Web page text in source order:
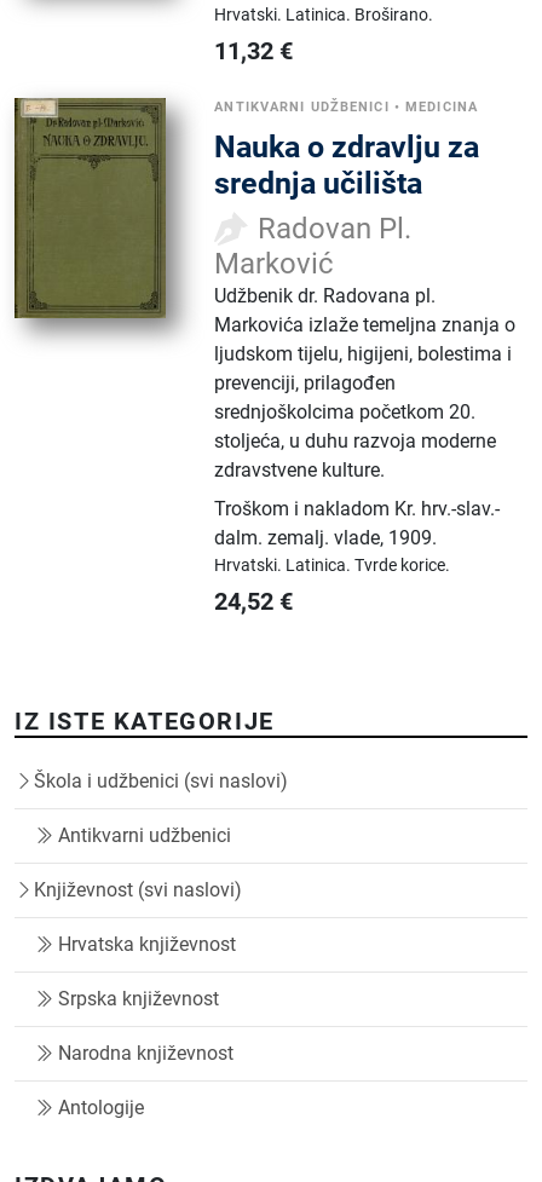
Hrvatski. Latinica. Broširano.
11,32 €
ANTIKVARNI UDŽBENICI •MEDICINA
Nauka o zdravlju za
srednja učilišta
Radovan Pl.
Marković
Udžbenik dr. Radovana pl.
Markovića izlaže temeljna znanja o
ljudskom tijelu, higijeni, bolestima i
prevenciji, prilagođen
srednjoškolcima početkom 20.
stoljeća, u duhu razvoja moderne
zdravstvene kulture.
Troškom i nakladom Kr. hrv.-slav.-
dalm. zemalj. vlade, 1909.
Hrvatski. Latinica.Tvrde korice.
24,52 €
IZ ISTE KATEGORIJE
Škola i udžbenici (svi naslovi)
Antikvarni udžbenici
Književnost (svi naslovi)
Hrvatska književnost
Srpska književnost
Narodna književnost
Antologije